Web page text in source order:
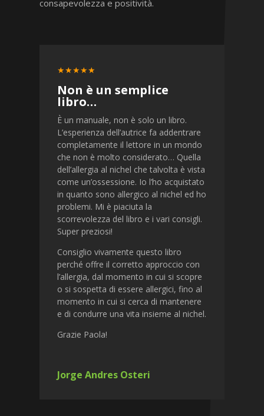
consapevolezza e positività.
★★★★★
Non è un semplice
libro…
È un manuale, non è solo un libro.
L’esperienza dell’autrice fa addentrare
completamente il lettore in un mondo
che non è molto considerato… Quella
dell’allergia al nichel che talvolta è vista
come un’ossessione. Io l’ho acquistato
in quanto sono allergico al nichel ed ho
problemi. Mi è piaciuta la
scorrevolezza del libro e i vari consigli.
Super preziosi!
Consiglio vivamente questo libro
perché offre il corretto approccio con
l’allergia, dal momento in cui si scopre
o si sospetta di essere allergici, fino al
momento in cui si cerca di mantenere
e di condurre una vita insieme al nichel.
Grazie Paola!
Jorge Andres Osteri